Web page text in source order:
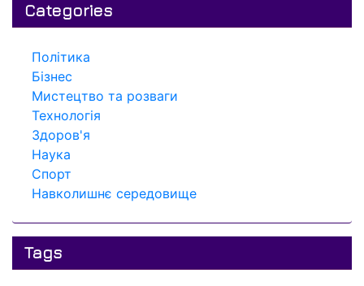
Categories
Політика
Бізнес
Мистецтво та розваги
Технологія
Здоров'я
Наука
Спорт
Навколишнє середовище
Tags